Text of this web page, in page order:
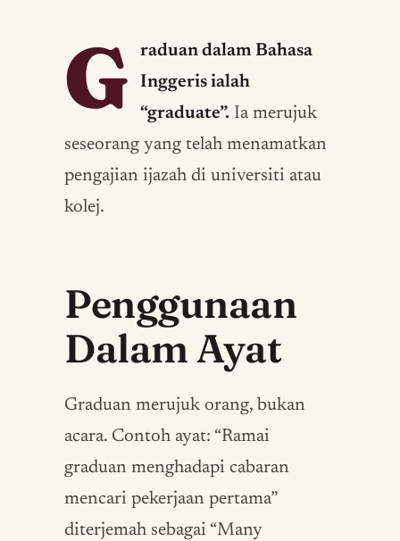
G
raduan dalam Bahasa
Inggeris ialah
“graduate”. Ia merujuk
seseorang yang telah menamatkan
pengajian ijazah di universiti atau
kolej.
Penggunaan
Dalam Ayat
Graduan merujuk orang, bukan
acara. Contoh ayat: “Ramai
graduan menghadapi cabaran
mencari pekerjaan pertama”
diterjemah sebagai “Many